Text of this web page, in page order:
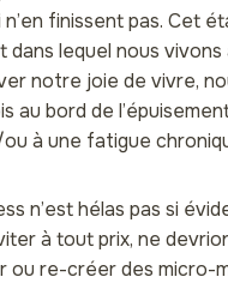
finissent pas. Cet
dans lequel nous
notre joie de vivre,
au bord de
à une fatigue
n’est hélas pas si
à tout prix, ne
ou re-créer des micro-